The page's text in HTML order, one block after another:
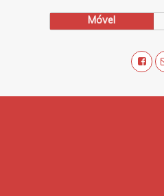
Móvel